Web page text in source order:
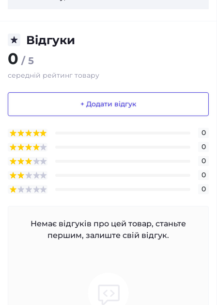
Відгуки
0 / 5
середній рейтинг товару
+ Додати відгук
0
0
0
0
0
Немає відгуків про цей товар, станьте
першим, залиште свій відгук.